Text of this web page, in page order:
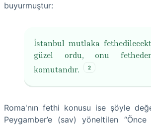
buyurmuştur:
İstanbul mutlaka
güzel ordu, onu
komutandır.
2
Roma'nın fethi konusu ise şöyle
Peygamber’e (sav) yöneltilen